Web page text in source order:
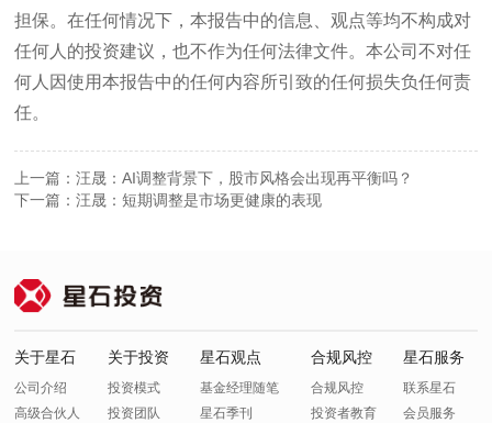
担保。在任何情况下，本报告中的信息、观点等均不构成对
任何人的投资建议，也不作为任何法律文件。本公司不对任
何人因使用本报告中的任何内容所引致的任何损失负任何责
任。
上一篇：汪晟：AI调整背景下，股市风格会出现再平衡吗？
下一篇：汪晟：短期调整是市场更健康的表现
关于星石
公司介绍
高级合伙人
关于投资
投资模式
投资团队
星石观点
基金经理随笔
星石季刊
合规风控
合规风控
投资者教育
星石服务
联系星石
会员服务